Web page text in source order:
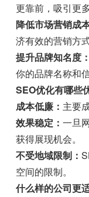
更靠前，吸引更
降低市场营销成
济有效的营销方式
提升品牌知名度：
你的品牌名称和
SEO优化有哪些
成本低廉： 主要
效果稳定：一旦
获得展现机会。
不受地域限制：
空间的限制。
什么样的公司更